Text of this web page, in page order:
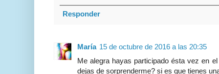
Responder
María 15 de octubre de 2016 a las 20:35
Me alegra hayas participado ésta vez en
dejas de sorprenderme? si es que tienes